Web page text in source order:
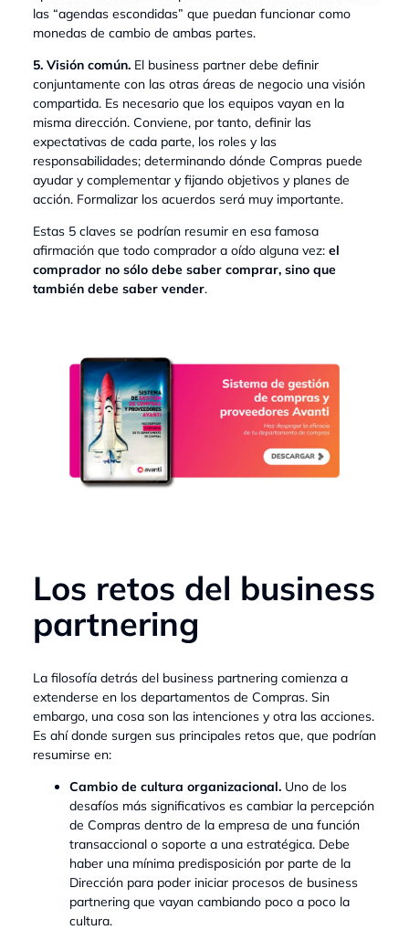
las “agendas escondidas” que puedan funcionar como
monedas de cambio de ambas partes.
5. Visión común. El business partner debe definir
conjuntamente con las otras áreas de negocio una visión
compartida. Es necesario que los equipos vayan en la
misma dirección. Conviene, por tanto, definir las
expectativas de cada parte, los roles y las
responsabilidades; determinando dónde Compras puede
ayudar y complementar y fijando objetivos y planes de
acción. Formalizar los acuerdos será muy importante.
Estas 5 claves se podrían resumir en esa famosa
afirmación que todo comprador a oído alguna vez: el
comprador no sólo debe saber comprar, sino que
también debe saber vender.
Los retos del business
partnering
La filosofía detrás del business partnering comienza a
extenderse en los departamentos de Compras. Sin
embargo, una cosa son las intenciones y otra las acciones.
Es ahí donde surgen sus principales retos que, que podrían
resumirse en:
Cambio de cultura organizacional. Uno de los
desafíos más significativos es cambiar la percepción
de Compras dentro de la empresa de una función
transaccional o soporte a una estratégica. Debe
haber una mínima predisposición por parte de la
Dirección para poder iniciar procesos de business
partnering que vayan cambiando poco a poco la
cultura.